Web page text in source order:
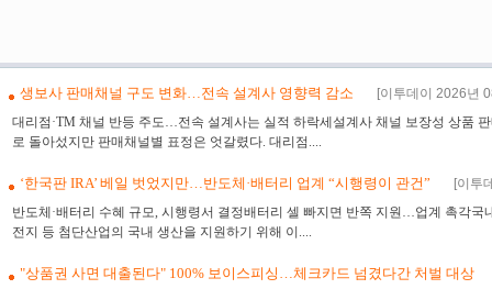
생보사 판매채널 구도 변화…전속 설계사 영향력 감소
[이투데이 2026년
대리점·TM 채널 반등 주도…전속 설계사는 실적 하락세설계사 채널 보장성 상품
로 돌아섰지만 판매채널별 표정은 엇갈렸다. 대리점....
‘한국판 IRA’ 베일 벗었지만…반도체·배터리 업계 “시행령이 관건”
[이투
반도체·배터리 수혜 규모, 시행령서 결정배터리 셀 빠지면 반쪽 지원…업계 촉각
전지 등 첨단산업의 국내 생산을 지원하기 위해 이....
"상품권 사면 대출된다" 100% 보이스피싱…체크카드 넘겼다간 처벌 대상